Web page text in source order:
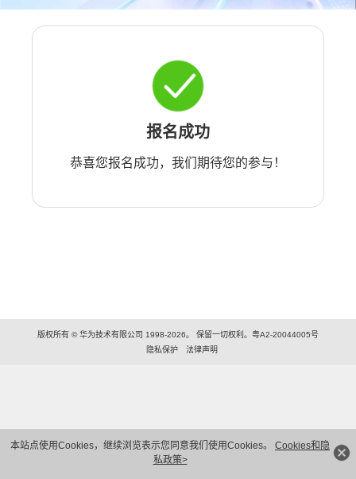
本站点使用Cookies，继续浏览表示您同意我们使用Cookies。 Cookies和隐
私政策>
报名成功
恭喜您报名成功，我们期待您的参与！
版权所有 © 华为技术有限公司 1998-2026。 保留一切权利。粤A2-20044005号
隐私保护
法律声明